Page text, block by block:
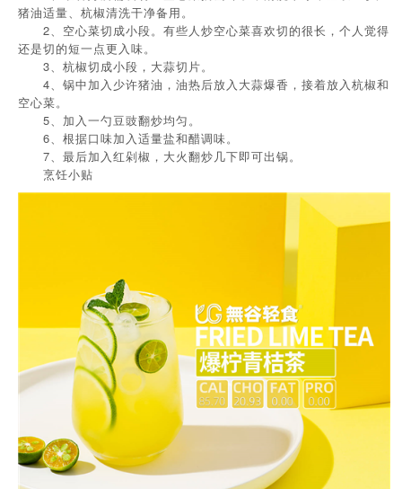
猪油适量、杭椒清洗干净备用。
2、空心菜切成小段。有些人炒空心菜喜欢切的很长，个人觉得
还是切的短一点更入味。
3、杭椒切成小段，大蒜切片。
4、锅中加入少许猪油，油热后放入大蒜爆香，接着放入杭椒和
空心菜。
5、加入一勺豆豉翻炒均匀。
6、根据口味加入适量盐和醋调味。
7、最后加入红剁椒，大火翻炒几下即可出锅。
烹饪小贴